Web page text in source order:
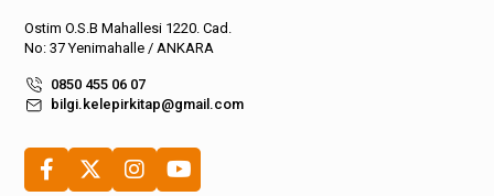
Ostim O.S.B Mahallesi 1220. Cad.
No: 37 Yenimahalle / ANKARA
0850 455 06 07
bilgi.kelepirkitap@gmail.com